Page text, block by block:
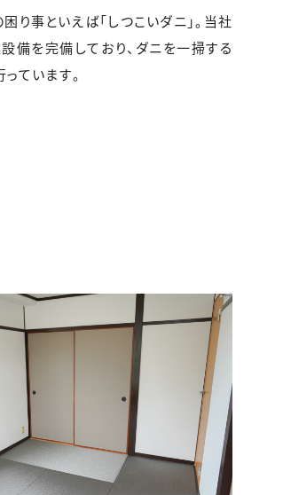
り事といえば「しつこいダニ」。当社
備を完備しており、ダニを一掃する
ています。